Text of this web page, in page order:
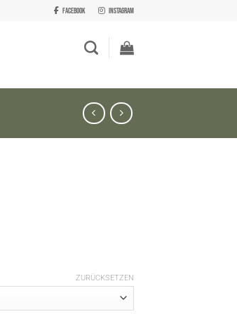
Facebook Instagram
ZURÜCKSETZEN